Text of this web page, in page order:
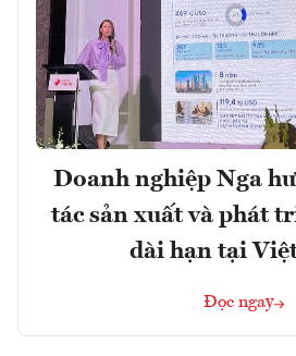
Doanh nghiệp Nga
tác sản xuất và phát
dài hạn tại
Đọc ngay